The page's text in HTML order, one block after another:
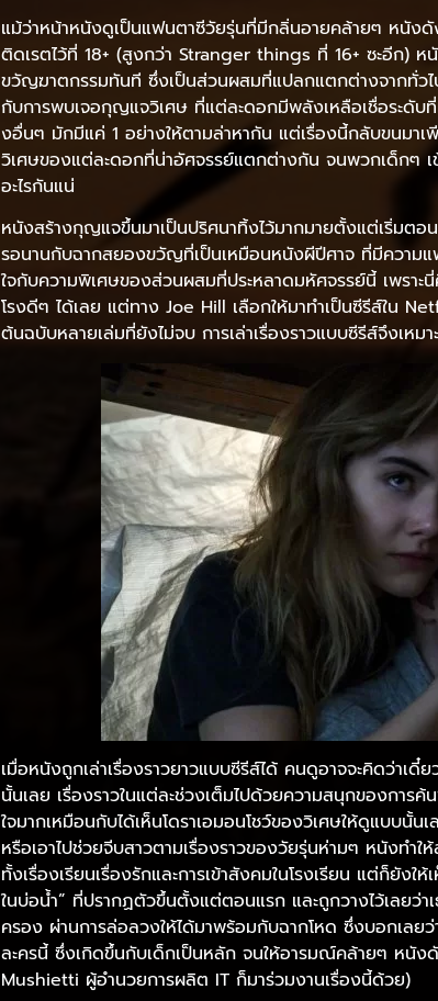
แม้ว่าหน้าหนังดูเป็นแฟนตาซีวัยรุ่นที่มีกลิ่นอายคล้ายๆ หนัง
ติดเรตไว้ที่ 18+ (สูงกว่า Stranger things ที่ 16+ ซะอีก)
ขวัญฆาตกรรมทันที ซึ่งเป็นส่วนผสมที่แปลกแตกต่างจากทั่ว
กับการพบเจอกุญแจวิเศษ ที่แต่ละดอกมีพลังเหลือเชื่อระดับที่
งอื่นๆ มักมีแค่ 1 อย่างให้ตามล่าหากัน แต่เรื่องนี้กลับขนมา
วิเศษของแต่ละดอกที่น่าอัศจรรย์แตกต่างกัน จนพวกเด็กๆ เ
อะไรกันแน่
หนังสร้างกุญแจขึ้นมาเป็นปริศนาทิ้งไว้มากมายตั้งแต่เริ่มต
รอนานกับฉากสยองขวัญที่เป็นเหมือนหนังผีปีศาจ ที่มีความ
ใจกับความพิเศษของส่วนผสมที่ประหลาดมหัศจรรย์นี้ เพรา
โรงดีๆ ได้เลย แต่ทาง Joe Hill เลือกให้มาทำเป็นซีรีส์ใน
ต้นฉบับหลายเล่มที่ยังไม่จบ การเล่าเรื่องราวแบบซีรีส์จึงเห
เมื่อหนังถูกเล่าเรื่องราวยาวแบบซีรีส์ได้ คนดูอาจจะคิดว่า
นั้นเลย เรื่องราวในแต่ละช่วงเต็มไปด้วยความสนุกของกา
ใจมากเหมือนกับได้เห็นโดราเอมอนโชว์ของวิเศษให้ดูแบบ
หรือเอาไปช่วยจีบสาวตามเรื่องราวของวัยรุ่นห่ามๆ หนังทำ
ทั้งเรื่องเรียนเรื่องรักและการเข้าสังคมในโรงเรียน แต่ก็ยั
ในบ่อน้ำ” ที่ปรากฏตัวขึ้นตั้งแต่ตอนแรก และถูกวางไว้เลย
ครอง ผ่านการล่อลวงให้ได้มาพร้อมกับฉากโหด ซึ่งบอกเล
ละครนี้ ซึ่งเกิดขึ้นกับเด็กเป็นหลัก จนให้อารมณ์คล้ายๆ หนั
Mushietti ผู้อำนวยการผลิต IT ก็มาร่วมงานเรื่องนี้ด้วย)